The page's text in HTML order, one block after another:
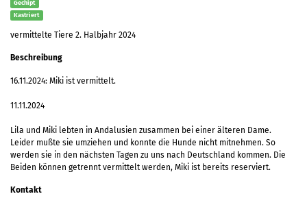
Gechipt
Kastriert
vermittelte Tiere 2. Halbjahr 2024
Beschreibung
16.11.2024: Miki ist vermittelt.
11.11.2024
Lila und Miki lebten in Andalusien zusammen bei einer älteren Dame.
Leider mußte sie umziehen und konnte die Hunde nicht mitnehmen. So
werden sie in den nächsten Tagen zu uns nach Deutschland kommen. Die
Beiden können getrennt vermittelt werden, Miki ist bereits reserviert.
Kontakt